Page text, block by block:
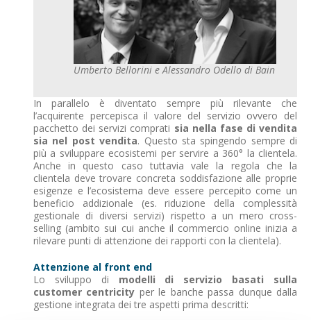
Umberto Bellorini e Alessandro Odello di Bain
In parallelo è diventato sempre più rilevante che
l’acquirente percepisca il valore del servizio ovvero del
pacchetto dei servizi comprati sia nella fase di vendita
sia nel post vendita. Questo sta spingendo sempre di
più a sviluppare ecosistemi per servire a 360° la clientela.
Anche in questo caso tuttavia vale la regola che la
clientela deve trovare concreta soddisfazione alle proprie
esigenze e l’ecosistema deve essere percepito come un
beneficio addizionale (es. riduzione della complessità
gestionale di diversi servizi) rispetto a un mero cross-
selling (ambito sui cui anche il commercio online inizia a
rilevare punti di attenzione dei rapporti con la clientela).
Attenzione al front end
Lo sviluppo di modelli di servizio basati sulla
customer centricity per le banche passa dunque dalla
gestione integrata dei tre aspetti prima descritti: